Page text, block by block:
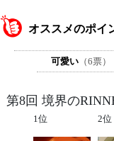
オススメのポイ
可愛い （6票）
第8回 境界の
1位 2位